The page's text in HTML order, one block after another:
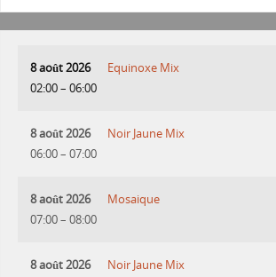
8 août 2026
02:00– 06:00
Equinoxe Mix
8 août 2026
06:00– 07:00
Noir Jaune Mix
8 août 2026
07:00– 08:00
Mosaique
8 août 2026
Noir Jaune Mix